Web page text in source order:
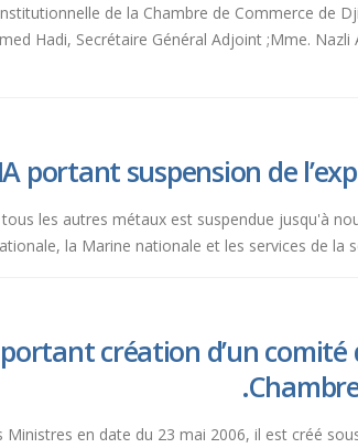
de la Chambre de Commerce de
Hadi, Secrétaire Général Adjoint ;Mme.
portant suspension de
les autres métaux est suspendue jusqu'à
la Marine nationale et les services de la
portant création d’un
en date du 23 mai 2006, il est créé